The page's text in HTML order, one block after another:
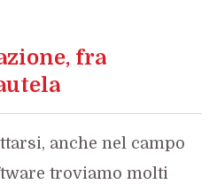
fra
anche nel campo
troviamo molti